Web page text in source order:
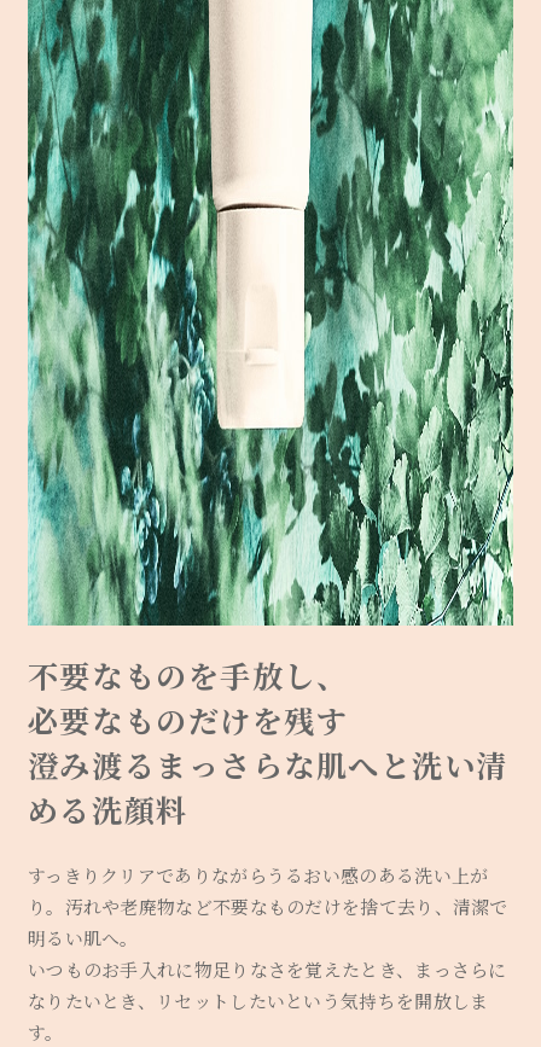
不要なものを手放し、
必要なものだけを残す
澄み渡るまっさらな肌へと洗い清
める洗顔料
すっきりクリアでありながらうるおい感のある洗い上が
り。 汚れや老廃物など不要なものだけを捨て去り、清潔で
明るい肌へ。
いつものお手入れに物足りなさを覚えたとき、まっさらに
なりたいとき、
リセットしたいという気持ちを開放しま
す。